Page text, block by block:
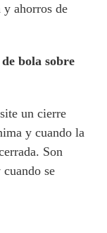
ahorros de
bola sobre
un cierre
y cuando la
Son
se